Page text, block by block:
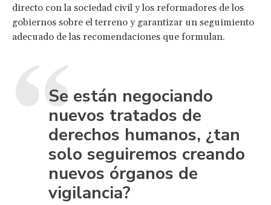
directo con la sociedad civil y los reformadores de los
gobiernos sobre el terreno y garantizar un seguimiento
adecuado de las recomendaciones que formulan.
Se están negociando
nuevos tratados de
derechos humanos, ¿tan
solo seguiremos creando
nuevos órganos de
vigilancia?